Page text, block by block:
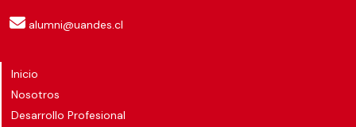
alumni@uandes.cl
Inicio
Nosotros
Desarrollo Profesional